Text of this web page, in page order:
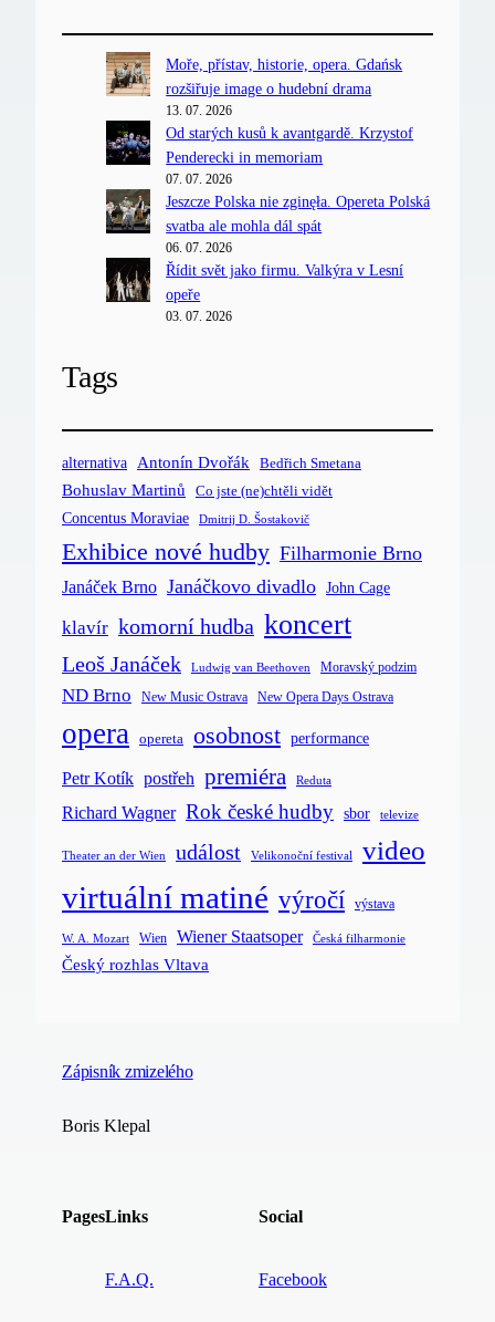
Moře, přístav, historie, opera. Gdańsk
rozšiřuje image o hudební drama
13. 07. 2026
Od starých kusů k avantgardě. Krzystof
Penderecki in memoriam
07. 07. 2026
Jeszcze Polska nie zginęła. Opereta Polská
svatba ale mohla dál spát
06. 07. 2026
Řídit svět jako firmu. Valkýra v Lesní
opeře
03. 07. 2026
Tags
alternativa Antonín Dvořák Bedřich Smetana
Bohuslav Martinů Co jste (ne)chtěli vidět
Concentus Moraviae Dmitrij D. Šostakovič
Exhibice nové hudby Filharmonie Brno
Janáček Brno Janáčkovo divadlo John Cage
klavír komorní hudba koncert
Leoš Janáček Ludwig van Beethoven Moravský podzim
ND Brno New Music Ostrava New Opera Days Ostrava
opera opereta osobnost performance
Petr Kotík postřeh premiéra Reduta
Richard Wagner Rok české hudby sbor televize
Theater an der Wien událost Velikonoční festival video
virtuální matiné výročí výstava
W. A. Mozart Wien Wiener Staatsoper Česká filharmonie
Český rozhlas Vltava
Zápisník zmizelého
Boris Klepal
PagesLinks
F.A.Q.
Social
Facebook